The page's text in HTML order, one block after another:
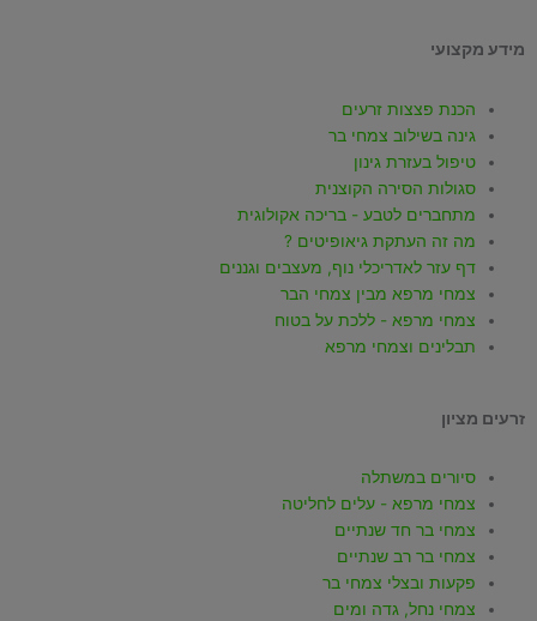
a
c
e
b
o
o
k
-
f
u
t
u
b
e
s
t
a
g
r
m
s
a
p
k
מידע מקצועי
הכנת פצצות זרעים
גינה בשילוב צמחי בר
טיפול בעזרת גינון
סגולות הסירה הקוצנית
מתחברים לטבע - בריכה אקולוגית
מה זה העתקת גיאופיטים ?
דף עזר לאדריכלי נוף, מעצבים וגננים
צמחי מרפא מבין צמחי הבר
צמחי מרפא - ללכת על בטוח
תבלינים וצמחי מרפא
זרעים מציון
סיורים במשתלה
צמחי מרפא - עלים לחליטה
צמחי בר חד שנתיים
צמחי בר רב שנתיים
פקעות ובצלי צמחי בר
צמחי נחל, גדה ומים